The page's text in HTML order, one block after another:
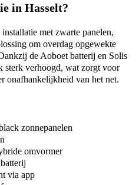
in Hasselt?
met zwarte panelen,
om overdag opgewekte
de Aoboet batterij en Solis
sterk verhoogd, wat zorgt voor
onafhankelijkheid van het net.
zonnepanelen
omvormer
via app